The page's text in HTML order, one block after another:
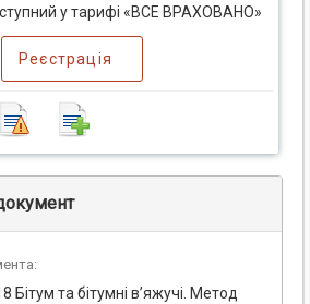
у тарифі «ВСЕ ВРАХОВАНО»
Реєстрація
та бітумні в’яжучі. Метод